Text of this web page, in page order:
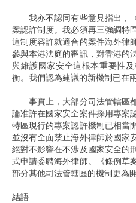
我亦不認同有些意見指出，
案認許制度。我必須再三強調特
這制度容許就適合的案件海外律
參與本港法庭的審訊，對香港的
與維護國家安全這根本重要性
衡。我們認為建議的新機制已在
事實上，大部分司法管轄區
論准許在國家安全案件採用專案
特區現行的專案認許機制已相當
並沒有全面禁止海外律師於國家
絕對不影響在不涉及國家安全的
式申請委聘海外律師。《條例草
部分其他司法管轄區的機制更為
結語